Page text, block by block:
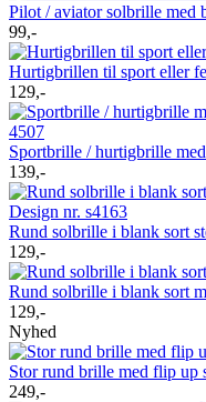
Pilot / aviator solbrille med
99,-
Hurtigbrillen til sport eller
129,-
Sportbrille / hurtigbrille
139,-
Rund solbrille i blank sort
129,-
Rund solbrille i blank sort
129,-
Nyhed
Stor rund brille med flip up
249,-